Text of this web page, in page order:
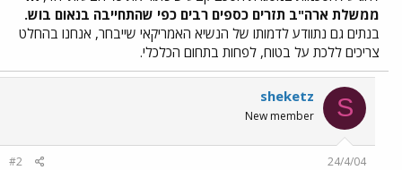
ממשלת ארה"ב תזרים כספים רבים כפי שהתחייבה בנאום בוש.
בנתים גם נתוודע לדמותו של הנשיא האמריקאי שייבחר, אנחנו בהחלט
צריכים ללכת על בטוח, לפחות בתחום הכלכלי.
S
sheketz
New member
24/4/04
#2